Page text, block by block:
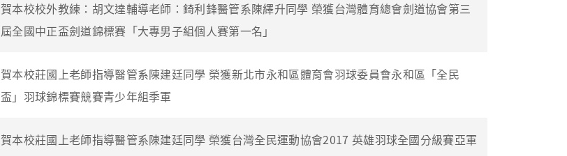
賀本校校外教練：胡文達輔導老師：錡利鋒醫管系陳繹升同學 榮獲台灣體育總會劍道協會第三
屆全國中正盃劍道錦標賽「大專男子組個人賽第一名」
賀本校莊國上老師指導醫管系陳建廷同學 榮獲新北市永和區體育會羽球委員會永和區「全民
盃」羽球錦標賽競賽青少年組季軍
賀本校莊國上老師指導醫管系陳建廷同學 榮獲台灣全民運動協會2017 英雄羽球全國分級賽亞軍